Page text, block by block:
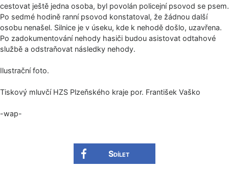
cestovat ještě jedna osoba, byl povolán policejní psovod se psem.
Po sedmé hodině ranní psovod konstatoval, že žádnou další
osobu nenašel. Silnice je v úseku, kde k nehodě došlo, uzavřena.
Po zadokumentování nehody hasiči budou asistovat odtahové
službě a odstraňovat následky nehody.
Ilustrační foto.
Tiskový mluvčí HZS Plzeňského kraje por. František Vaško
-wap-
Sdílet